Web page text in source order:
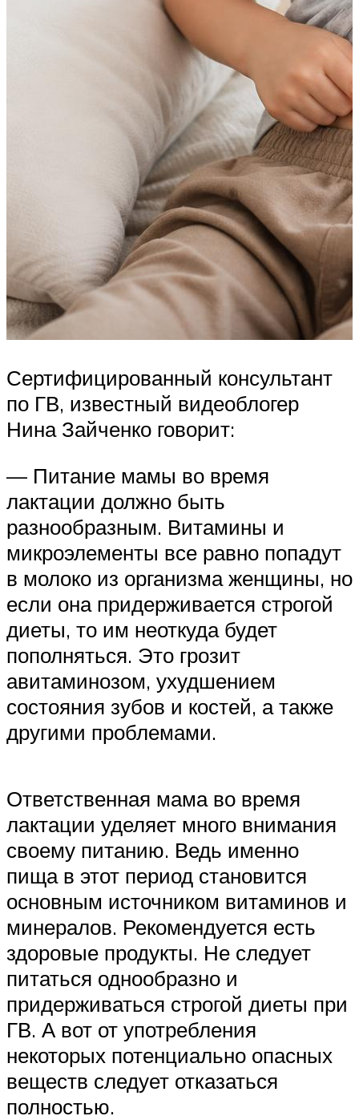
Сертифицированный консультант
по ГВ, известный видеоблогер
Нина Зайченко говорит:
— Питание мамы во время
лактации должно быть
разнообразным. Витамины и
микроэлементы все равно попадут
в молоко из организма женщины, но
если она придерживается строгой
диеты, то им неоткуда будет
пополняться. Это грозит
авитаминозом, ухудшением
состояния зубов и костей, а также
другими проблемами.
Ответственная мама во время
лактации уделяет много внимания
своему питанию. Ведь именно
пища в этот период становится
основным источником витаминов и
минералов. Рекомендуется есть
здоровые продукты. Не следует
питаться однообразно и
придерживаться строгой диеты при
ГВ. А вот от употребления
некоторых потенциально опасных
веществ следует отказаться
полностью.